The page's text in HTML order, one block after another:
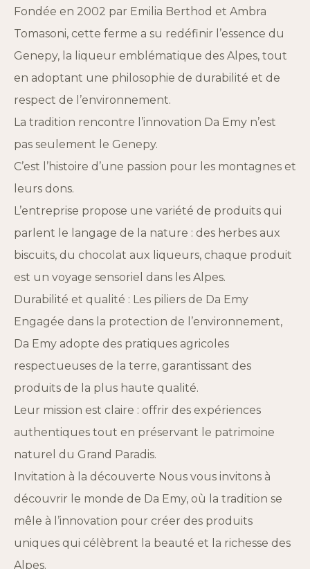
Fondée en 2002 par Emilia Berthod et Ambra
Tomasoni, cette ferme a su redéfinir l’essence du
Genepy, la liqueur emblématique des Alpes, tout
en adoptant une philosophie de durabilité et de
respect de l’environnement.
La tradition rencontre l’innovation Da Emy n’est
pas seulement le Genepy.
C’est l’histoire d’une passion pour les montagnes et
leurs dons.
L’entreprise propose une variété de produits qui
parlent le langage de la nature : des herbes aux
biscuits, du chocolat aux liqueurs, chaque produit
est un voyage sensoriel dans les Alpes.
Durabilité et qualité : Les piliers de Da Emy
Engagée dans la protection de l’environnement,
Da Emy adopte des pratiques agricoles
respectueuses de la terre, garantissant des
produits de la plus haute qualité.
Leur mission est claire : offrir des expériences
authentiques tout en préservant le patrimoine
naturel du Grand Paradis.
Invitation à la découverte Nous vous invitons à
découvrir le monde de Da Emy, où la tradition se
mêle à l’innovation pour créer des produits
uniques qui célèbrent la beauté et la richesse des
Alpes.